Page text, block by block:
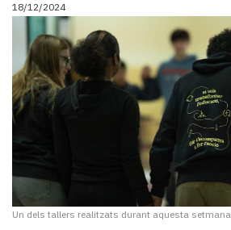
18/12/2024
Un dels tallers realitzats durant aquesta setmana